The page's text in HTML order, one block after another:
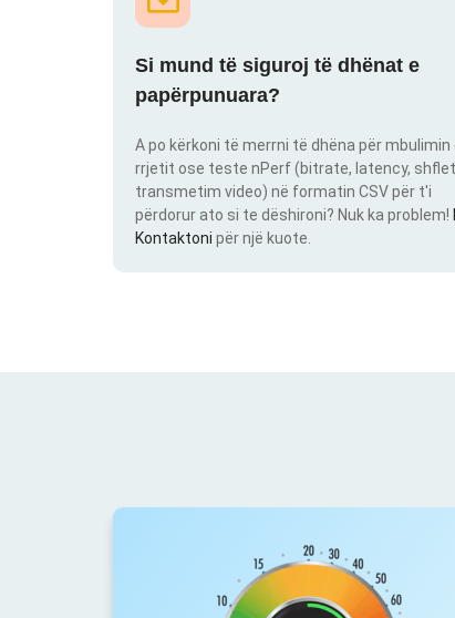
Si mund të siguroj të dhënat e
papërpunuara?
A po kërkoni të merrni të dhëna për mbulimin
rrjetit ose teste nPerf (bitrate, latency,
transmetim video) në formatin CSV për t'i
përdorur ato si te dëshironi? Nuk ka problem!
Kontaktoni për një kuote.